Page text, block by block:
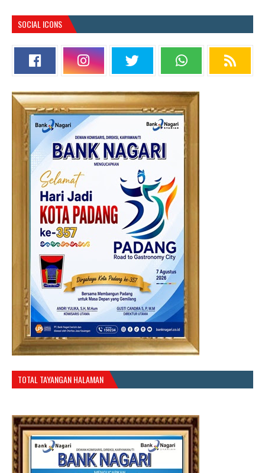
SOCIAL ICONS
TOTAL TAYANGAN HALAMAN